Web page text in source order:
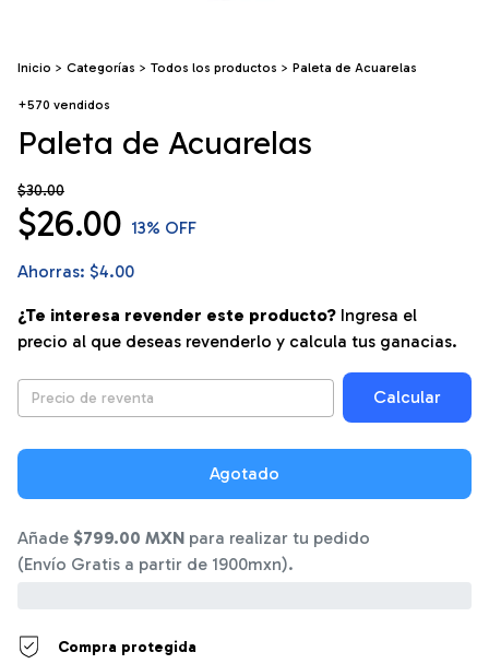
Inicio > Categorías > Todos los productos > Paleta de Acuarelas
+570 vendidos
Paleta de Acuarelas
$30.00
$26.00 13% OFF
Ahorras: $4.00
¿Te interesa revender este producto? Ingresa el
precio al que deseas revenderlo y calcula tus ganacias.
Calcular
Añade $799.00 MXN para realizar tu pedido
(Envío Gratis a partir de 1900mxn).
Compra protegida